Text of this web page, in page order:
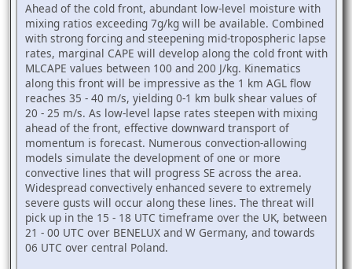
Ahead of the cold front, abundant low-level moisture with
mixing ratios exceeding 7g/kg will be available. Combined
with strong forcing and steepening mid-tropospheric lapse
rates, marginal CAPE will develop along the cold front with
MLCAPE values between 100 and 200 J/kg. Kinematics
along this front will be impressive as the 1 km AGL flow
reaches 35 - 40 m/s, yielding 0-1 km bulk shear values of
20 - 25 m/s. As low-level lapse rates steepen with mixing
ahead of the front, effective downward transport of
momentum is forecast. Numerous convection-allowing
models simulate the development of one or more
convective lines that will progress SE across the area.
Widespread convectively enhanced severe to extremely
severe gusts will occur along these lines. The threat will
pick up in the 15 - 18 UTC timeframe over the UK, between
21 - 00 UTC over BENELUX and W Germany, and towards
06 UTC over central Poland.